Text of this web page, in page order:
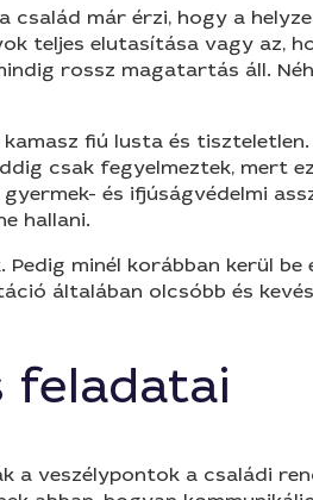
már érzi, hogy a
teljes elutasítása vagy az,
rossz magatartás áll.
fiú lusta és
csak fegyelmeztek, mert
és ifjúságvédelmi
hallani.
minél korábban kerül be
általában olcsóbb és
feladatai
a veszélypontok a családi